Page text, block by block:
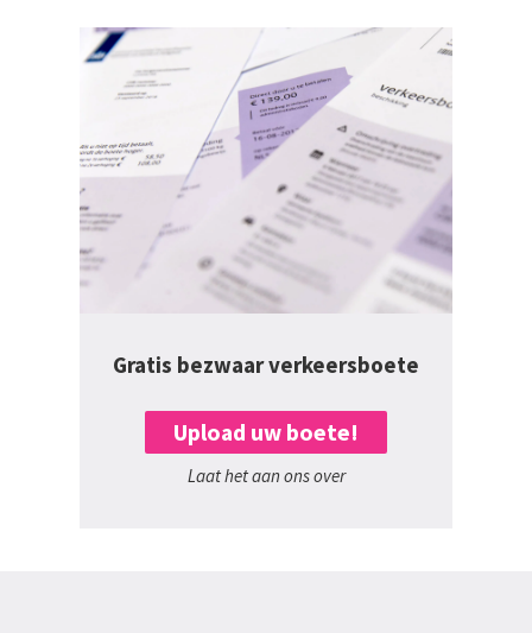
Gratis bezwaar verkeersboete
Upload uw boete!
Laat het aan ons over